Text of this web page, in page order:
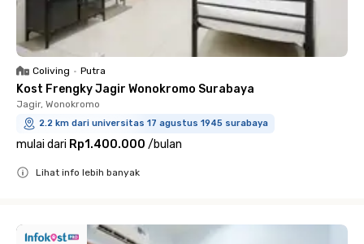
Coliving • Putra
Kost Frengky Jagir Wonokromo Surabaya
Jagir, Wonokromo
2.2 km dari universitas 17 agustus 1945 surabaya
mulai dari Rp1.400.000 /bulan
Lihat info lebih banyak